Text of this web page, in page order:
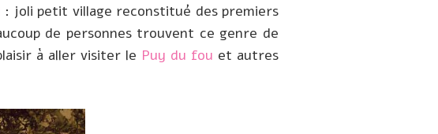
: joli petit village reconstitué des premiers
de personnes trouvent ce genre de
à aller visiter le Puy du fou et autres